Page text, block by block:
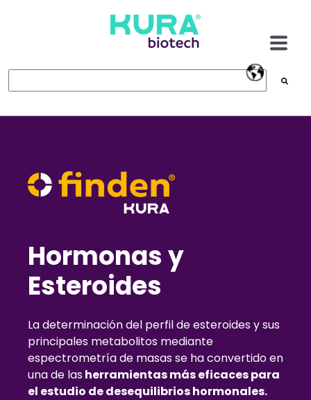
Esto es un campo de búsqueda con una función de texto
Hormonas y
Esteroides
La determinación del perfil de esteroides y sus
principales metabolitos mediante
espectrometría de masas se ha convertido en
una de lasherramientas más eficaces para
el estudio de desequilibrios hormonales.